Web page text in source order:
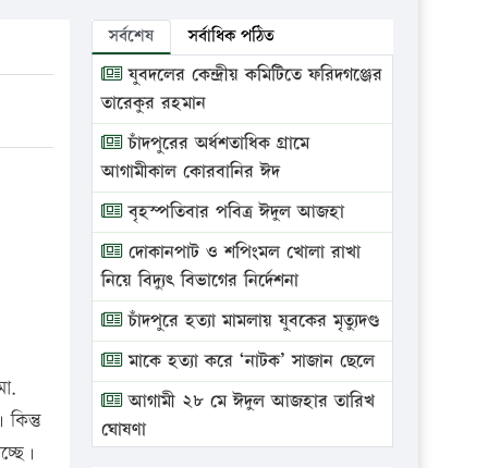
কিন্তু
সর্বশেষ সর্বাধিক পঠিত
যুবদলের কেন্দ্রীয় কমিটিতে ফরিদগঞ্জের
তারেকুর রহমান
চাঁদপুরের অর্ধশতাধিক গ্রামে
আগামীকাল কোরবানির ঈদ
বৃহস্পতিবার পবিত্র ঈদুল আজহা
দোকানপাট ও শপিংমল খোলা রাখা
নিয়ে বিদ্যুৎ বিভাগের নির্দেশনা
চাঁদপুরে হত্যা মামলায় যুবকের মৃত্যুদণ্ড
মাকে হত্যা করে ‘নাটক’ সাজান ছেলে
আগামী ২৮ মে ঈদুল আজহার তারিখ
ঘোষণা